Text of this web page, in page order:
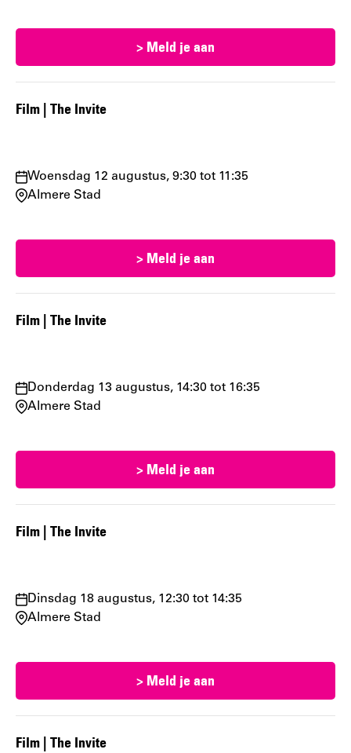
> Meld je aan
Film | The Invite
Waar
en
Woensdag 12 augustus, 9:30 tot 11:35
Almere Stad
> Meld je aan
Film | The Invite
Waar
en
Donderdag 13 augustus, 14:30 tot 16:35
Almere Stad
> Meld je aan
Film | The Invite
Waar
en
Dinsdag 18 augustus, 12:30 tot 14:35
Almere Stad
> Meld je aan
Film | The Invite